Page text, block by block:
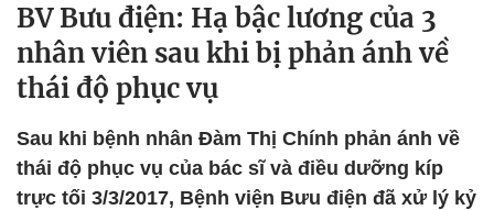
BV Bưu điện: Hạ bậc lương của 3
nhân viên sau khi bị phản ánh về
thái độ phục vụ
Sau khi bệnh nhân Đàm Thị Chính phản ánh về
thái độ phục vụ của bác sĩ và điều dưỡng kíp
trực tối 3/3/2017, Bệnh viện Bưu điện đã xử lý kỷ